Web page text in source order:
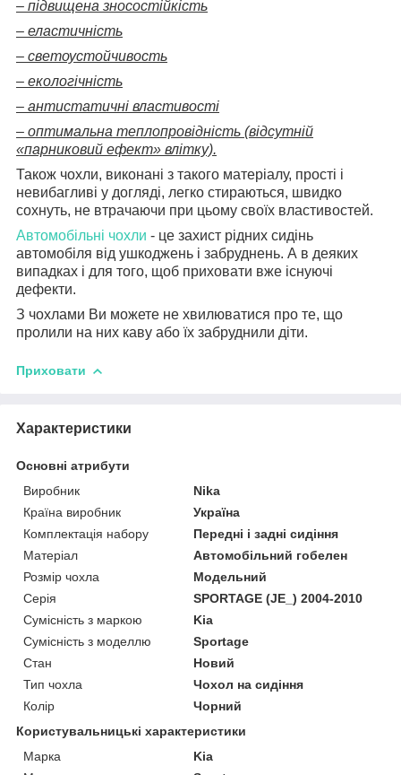
– підвищена зносостійкість
– еластичність
– светоустойчивость
– екологічність
– антистатичні властивості
– оптимальна теплопровідність (відсутній
«парниковий ефект» влітку).
Також чохли, виконані з такого матеріалу, прості і
невибагливі у догляді, легко стираються, швидко
сохнуть, не втрачаючи при цьому своїх властивостей.
Автомобільні чохли - це захист рідних сидінь
автомобіля від ушкоджень і забруднень. А в деяких
випадках і для того, щоб приховати вже існуючі
дефекти.
З чохлами Ви можете не хвилюватися про те, що
пролили на них каву або їх забруднили діти.
Приховати
Характеристики
Основні атрибути
Виробник
Nika
Країна виробник
Україна
Комплектація набору
Передні і задні сидіння
Матеріал
Автомобільний гобелен
Розмір чохла
Модельний
Серія
SPORTAGE (JE_) 2004-2010
Сумісність з маркою
Kia
Сумісність з моделлю
Sportage
Стан
Новий
Тип чохла
Чохол на сидіння
Колір
Чорний
Користувальницькі характеристики
Марка
Kia